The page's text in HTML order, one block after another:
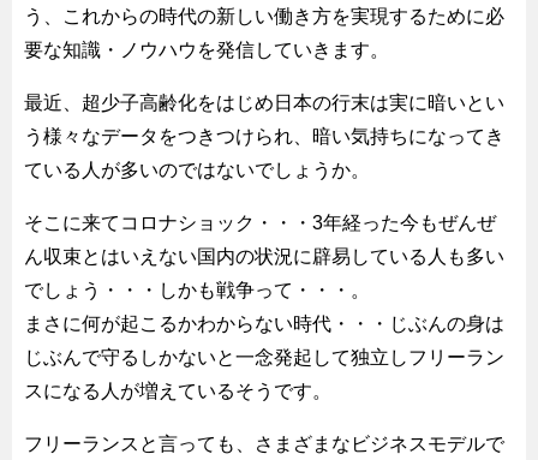
う、これからの時代の新しい働き方を実現するために必
要な知識・ノウハウを発信していきます。
最近、超少子高齢化をはじめ日本の行末は実に暗いとい
う様々なデータをつきつけられ、暗い気持ちになってき
ている人が多いのではないでしょうか。
そこに来てコロナショック・・・3年経った今もぜんぜ
ん収束とはいえない国内の状況に辟易している人も多い
でしょう・・・しかも戦争って・・・。
まさに何が起こるかわからない時代・・・じぶんの身は
じぶんで守るしかないと一念発起して独立しフリーラン
スになる人が増えているそうです。
フリーランスと言っても、さまざまなビジネスモデルで